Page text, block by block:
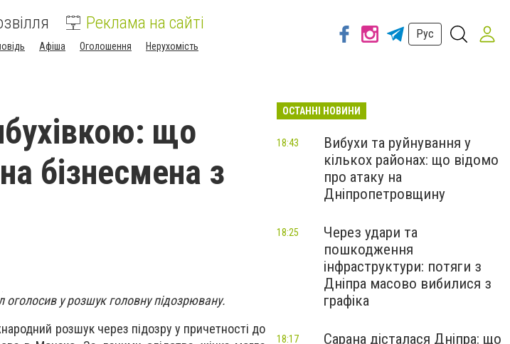
Реклама на сайті
Афіша Оголошення Нерухомість
Рус
що
бізнесмена з
у розшук головну підозрювану.
розшук через підозру у причетності до
ОСТАННІ НОВИНИ
Вибухи та руйнування у
кількох районах: що відомо
про атаку на
Дніпропетровщину
18:43
Через удари та
пошкодження
інфраструктури: потяги з
Дніпра масово вибилися з
графіка
18:25
Сарана дісталася Дніпра: що
18:17